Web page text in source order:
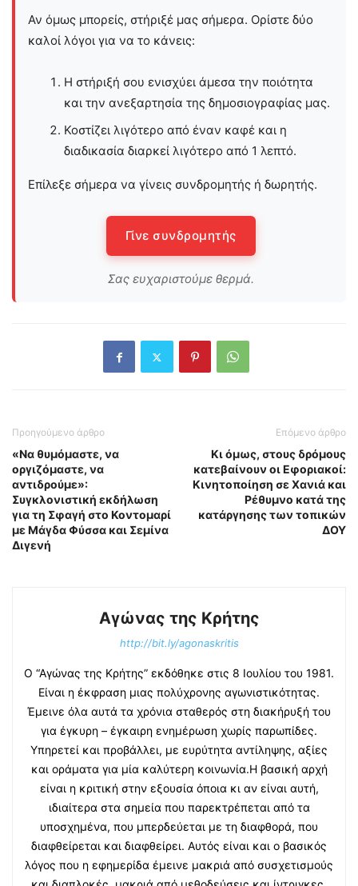
Αν όμως μπορείς, στήριξέ μας σήμερα. Ορίστε δύο
καλοί λόγοι για να το κάνεις:
Η στήριξή σου ενισχύει άμεσα την ποιότητα
και την ανεξαρτησία της δημοσιογραφίας μας.
Κοστίζει λιγότερο από έναν καφέ και η
διαδικασία διαρκεί λιγότερο από 1 λεπτό.
Επίλεξε σήμερα να γίνεις συνδρομητής ή δωρητής.
Γίνε συνδρομητής
Σας ευχαριστούμε θερμά.
Προηγούμενο άρθρο
«Να θυμόμαστε, να
οργιζόμαστε, να
αντιδρούμε»:
Συγκλονιστική εκδήλωση
για τη Σφαγή στο Κοντομαρί
με Μάγδα Φύσσα και Σεμίνα
Διγενή
Επόμενο άρθρο
Κι όμως, στους δρόμους
κατεβαίνουν οι Εφοριακοί:
Κινητοποίηση σε Χανιά και
Ρέθυμνο κατά της
κατάργησης των τοπικών
ΔΟΥ
Αγώνας της Κρήτης
http://bit.ly/agonaskritis
Ο “Αγώνας της Κρήτης” εκδόθηκε στις 8 Ιουλίου του 1981.
Είναι η έκφραση μιας πολύχρονης αγωνιστικότητας.
Έμεινε όλα αυτά τα χρόνια σταθερός στη διακήρυξή του
για έγκυρη – έγκαιρη ενημέρωση χωρίς παρωπίδες.
Υπηρετεί και προβάλλει, με ευρύτητα αντίληψης, αξίες
και οράματα για μία καλύτερη κοινωνία.Η βασική αρχή
είναι η κριτική στην εξουσία όποια κι αν είναι αυτή,
ιδιαίτερα στα σημεία που παρεκτρέπεται από τα
υποσχημένα, που μπερδεύεται με τη διαφθορά, που
διαφθείρεται και διαφθείρει. Αυτός είναι και ο βασικός
λόγος που η εφημερίδα έμεινε μακριά από συσχετισμούς